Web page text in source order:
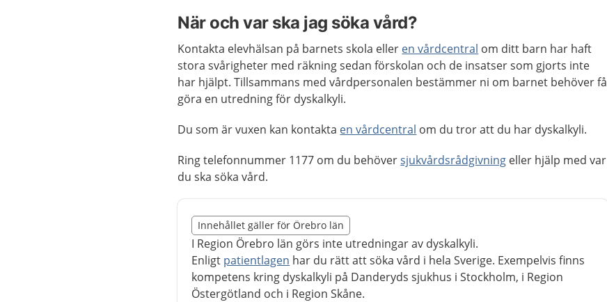
När och var ska jag söka vård?
Kontakta elevhälsan på barnets skola eller en vårdcentral om ditt barn har haft
stora svårigheter med räkning sedan förskolan och de insatser som gjorts inte
har hjälpt. Tillsammans med vårdpersonalen bestämmer ni om barnet behöver få
göra en utredning för dyskalkyli.
Du som är vuxen kan kontakta en vårdcentral om du tror att du har dyskalkyli.
Ring telefonnummer 1177 om du behöversjukvårdsrådgivning eller hjälp med var
du ska söka vård.
Nedan innehåll gäller region Örebro län
Innehållet gäller för Örebro län
I Region Örebro län görs inte utredningar av dyskalkyli.
Enligt patientlagen har du rätt att söka vård i hela Sverige. Exempelvis finns
kompetens kring dyskalkyli på Danderyds sjukhus i Stockholm, i Region
Östergötland och i Region Skåne.
Slut på det regionala tillägget från region Örebro län